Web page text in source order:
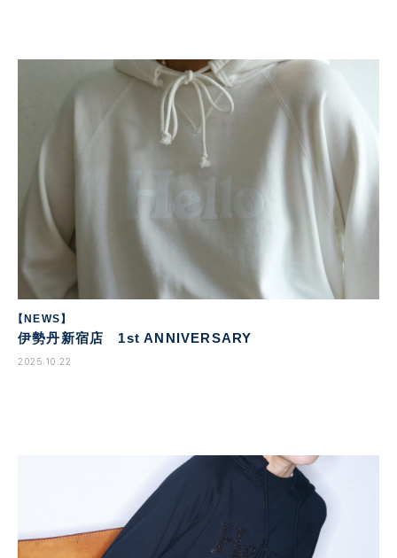
【NEWS】
伊勢丹新宿店 1st ANNIVERSARY
2025.10.22